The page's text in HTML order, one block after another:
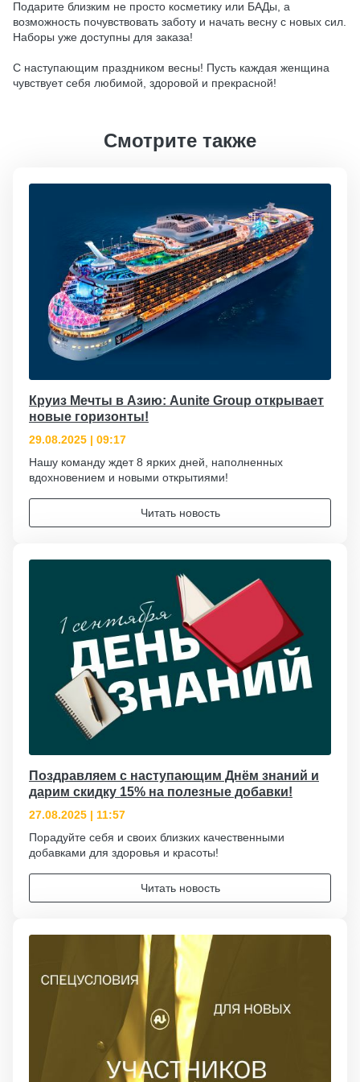
Подарите близким не просто косметику или БАДы, а
возможность почувствовать заботу и начать весну с новых сил.
Наборы уже доступны для заказа!
С наступающим праздником весны! Пусть каждая женщина
чувствует себя любимой, здоровой и прекрасной!
Смотрите также
Круиз Мечты в Азию: Aunite Group открывает
новые горизонты!
29.08.2025 | 09:17
Нашу команду ждет 8 ярких дней, наполненных
вдохновением и новыми открытиями!
Читать новость
Поздравляем с наступающим Днём знаний и
дарим скидку 15% на полезные добавки!
27.08.2025 | 11:57
Порадуйте себя и своих близких качественными
добавками для здоровья и красоты!
Читать новость